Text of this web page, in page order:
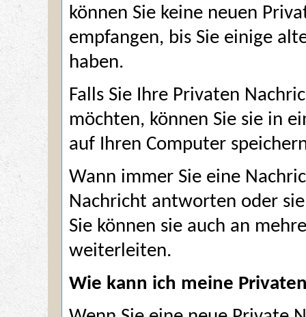
können Sie keine neuen
empfangen, bis Sie einige
haben.
Falls Sie Ihre Privaten
möchten, können Sie sie in
auf Ihren Computer
Wann immer Sie eine
Nachricht antworten oder
Sie können sie auch an
weiterleiten.
Wie kann ich meine